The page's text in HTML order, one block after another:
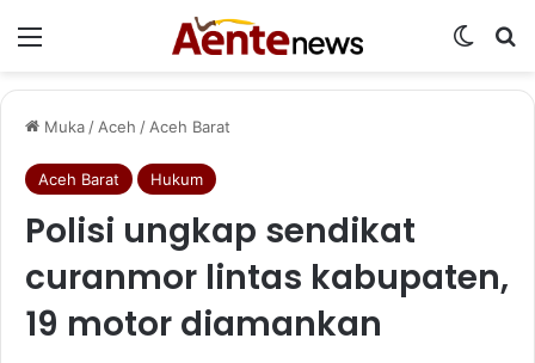
Menu
Muka / Aceh / Aceh Barat
Aceh Barat Hukum
Polisi ungkap sendikat
curanmor lintas kabupaten,
19 motor diamankan